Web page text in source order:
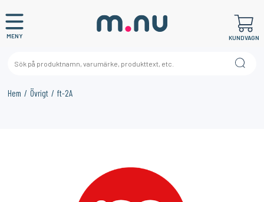
MENY KUNDVAGN
Hem Övrigt ft-2A